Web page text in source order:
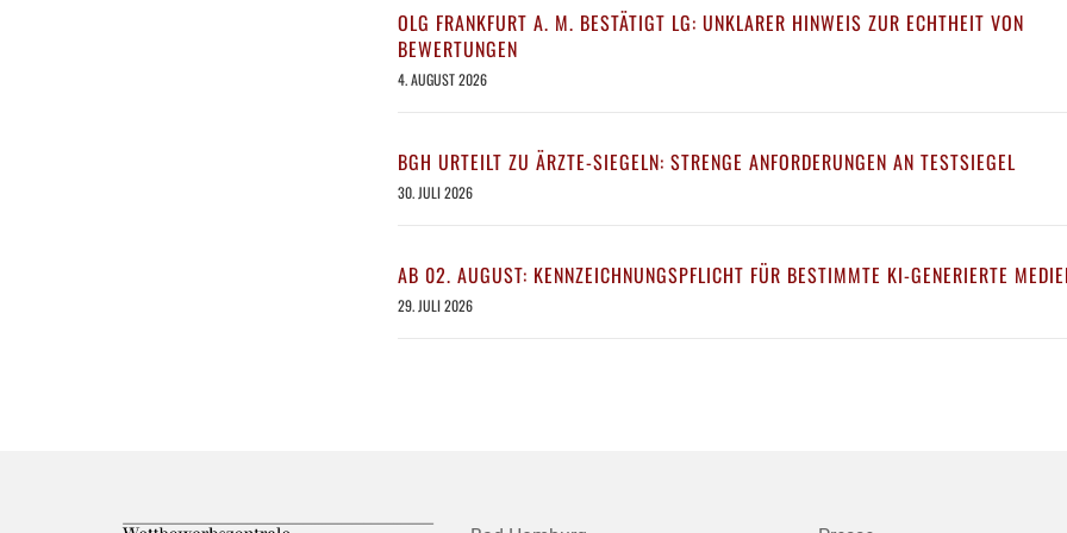
OLG FRANKFURT A. M. BESTÄTIGT LG: UNKLARER HINWEIS ZUR ECHTHEIT VON
BEWERTUNGEN
4. AUGUST 2026
BGH URTEILT ZU ÄRZTE-SIEGELN: STRENGE ANFORDERUNGEN AN TESTSIEGEL
30. JULI 2026
AB 02. AUGUST: KENNZEICHNUNGSPFLICHT FÜR BESTIMMTE KI-GENERIERTE
29. JULI 2026